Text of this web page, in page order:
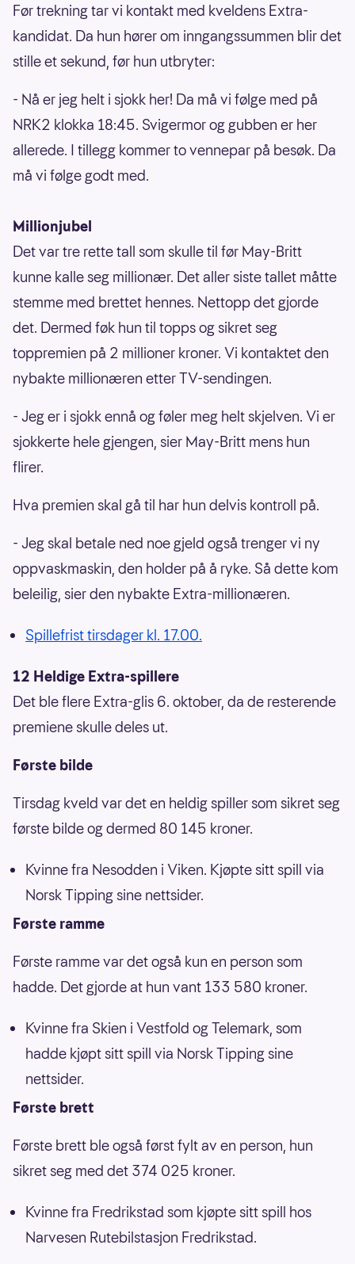
Før trekning tar vi kontakt med kveldens Extra-
kandidat. Da hun hører om inngangssummen blir det
stille et sekund, før hun utbryter:
- Nå er jeg helt i sjokk her! Da må vi følge med på
NRK2 klokka 18:45. Svigermor og gubben er her
allerede. I tillegg kommer to vennepar på besøk. Da
må vi følge godt med.
Millionjubel
Det var tre rette tall som skulle til før May-Britt
kunne kalle seg millionær. Det aller siste tallet måtte
stemme med brettet hennes. Nettopp det gjorde
det. Dermed føk hun til topps og sikret seg
toppremien på 2 millioner kroner. Vi kontaktet den
nybakte millionæren etter TV-sendingen.
- Jeg er i sjokk ennå og føler meg helt skjelven. Vi er
sjokkerte hele gjengen, sier May-Britt mens hun
flirer.
Hva premien skal gå til har hun delvis kontroll på.
- Jeg skal betale ned noe gjeld også trenger vi ny
oppvaskmaskin, den holder på å ryke. Så dette kom
beleilig, sier den nybakte Extra-millionæren.
Spillefrist tirsdager kl. 17.00.
12 Heldige Extra-spillere
Det ble flere Extra-glis 6. oktober, da de resterende
premiene skulle deles ut.
Første bilde
Tirsdag kveld var det en heldig spiller som sikret seg
første bilde og dermed 80 145 kroner.
Kvinne fra Nesodden i Viken. Kjøpte sitt spill via
Norsk Tipping sine nettsider.
Første ramme
Første ramme var det også kun en person som
hadde. Det gjorde at hun vant 133 580 kroner.
Kvinne fra Skien i Vestfold og Telemark, som
hadde kjøpt sitt spill via Norsk Tipping sine
nettsider.
Første brett
Første brett ble også først fylt av en person, hun
sikret seg med det 374 025 kroner.
Kvinne fra Fredrikstad som kjøpte sitt spill hos
Narvesen Rutebilstasjon Fredrikstad.